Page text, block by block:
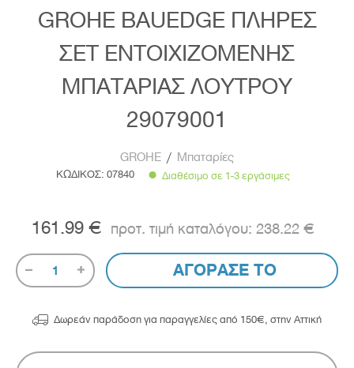
GROHE BAUEDGE ΠΛΗΡΕΣ
ΣΕΤ ΕΝΤΟΙΧΙΖΟΜΕΝΗΣ
ΜΠΑΤΑΡΙΑΣ ΛΟΥΤΡΟΥ
29079001
GROHE / Μπαταρίες
ΚΩΔΙΚΟΣ: 07840 Διαθέσιμο σε 1-3 εργάσιμες
161.99 € 238.22 €
1 ΑΓΟΡΑΣΕ ΤΟ
 Δωρεάν παράδοση για παραγγελίες από 150€, στην Αττική